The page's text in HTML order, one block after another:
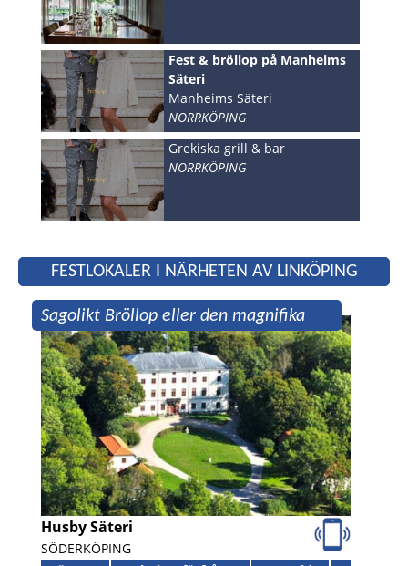
Fest & bröllop på Manheims
Säteri
Manheims Säteri
NORRKÖPING
Grekiska grill & bar
NORRKÖPING
FESTLOKALER I NÄRHETEN AV LINKÖPING
Sagolikt Bröllop eller den magnifika
festen?
Husby Säteri
SÖDERKÖPING